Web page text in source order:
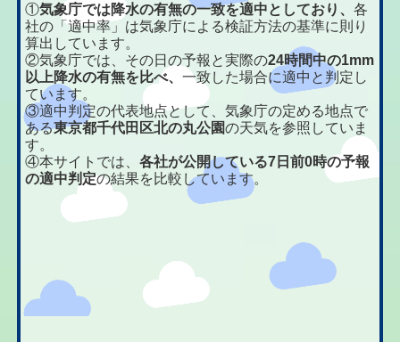
①気象庁では降水の有無の一致を適中としており、各
社の「適中率」は気象庁による検証方法の基準に則り
算出しています。
②気象庁では、その日の予報と実際の24時間中の1mm
以上降水の有無を比べ、一致した場合に適中と判定し
ています。
③適中判定の代表地点として、気象庁の定める地点で
ある東京都千代田区北の丸公園の天気を参照していま
す。
④本サイトでは、各社が公開している7日前0時の予報
の適中判定の結果を比較しています。